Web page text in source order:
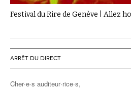
Festival du Rire de Genève | Allez
ARRÊT DU DIRECT
Cher·e·s auditeur·rice·s,